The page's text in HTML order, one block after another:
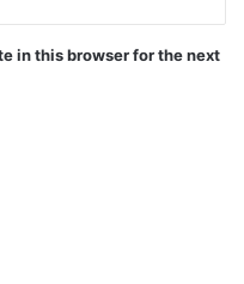
in this browser for the next